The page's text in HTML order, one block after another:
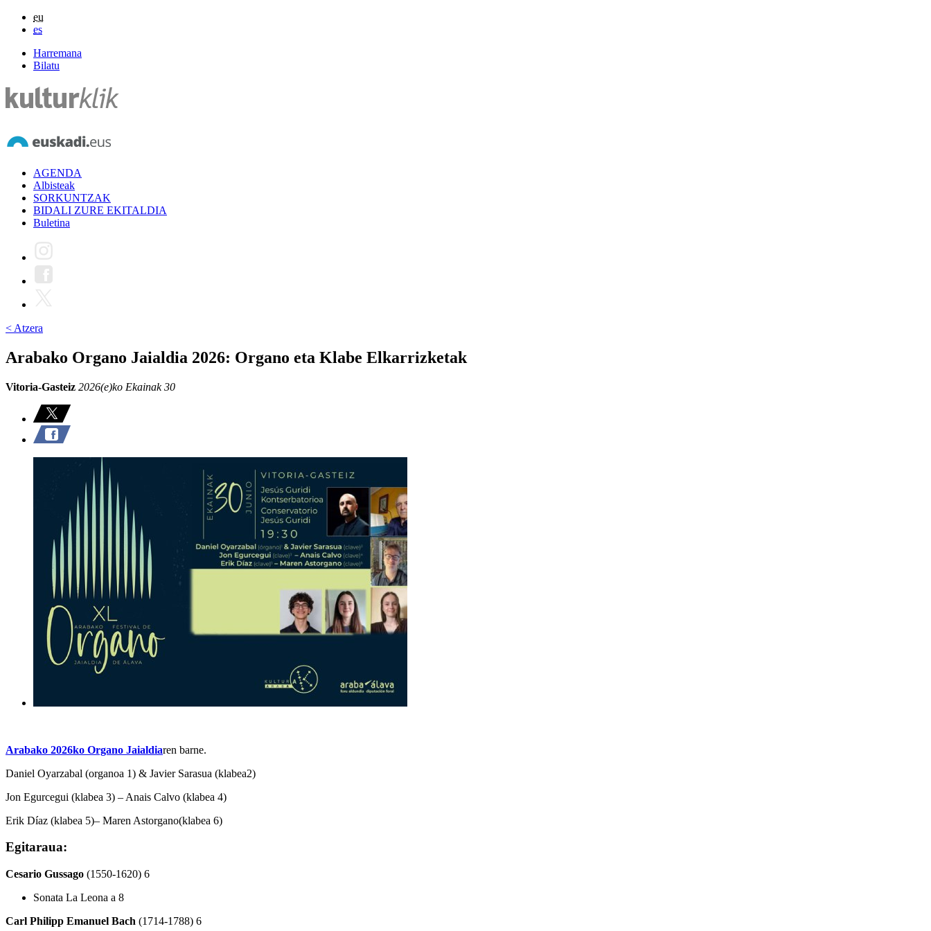
eu
es
Harremana
Bilatu
AGENDA
Albisteak
SORKUNTZAK
BIDALI ZURE EKITALDIA
Buletina
< Atzera
Arabako Organo Jaialdia 2026: Organo eta Klabe Elkarrizketak
Vitoria-Gasteiz 2026(e)ko Ekainak 30
Arabako 2026ko Organo Jaialdiaren barne.
Daniel Oyarzabal (organoa 1) & Javier Sarasua (klabea2)
Jon Egurcegui (klabea 3) – Anais Calvo (klabea 4)
Erik Díaz (klabea 5)– Maren Astorgano(klabea 6)
Egitaraua:
Cesario Gussago (1550-1620) 6
Sonata La Leona a 8
Carl Philipp Emanuel Bach (1714-1788) 6